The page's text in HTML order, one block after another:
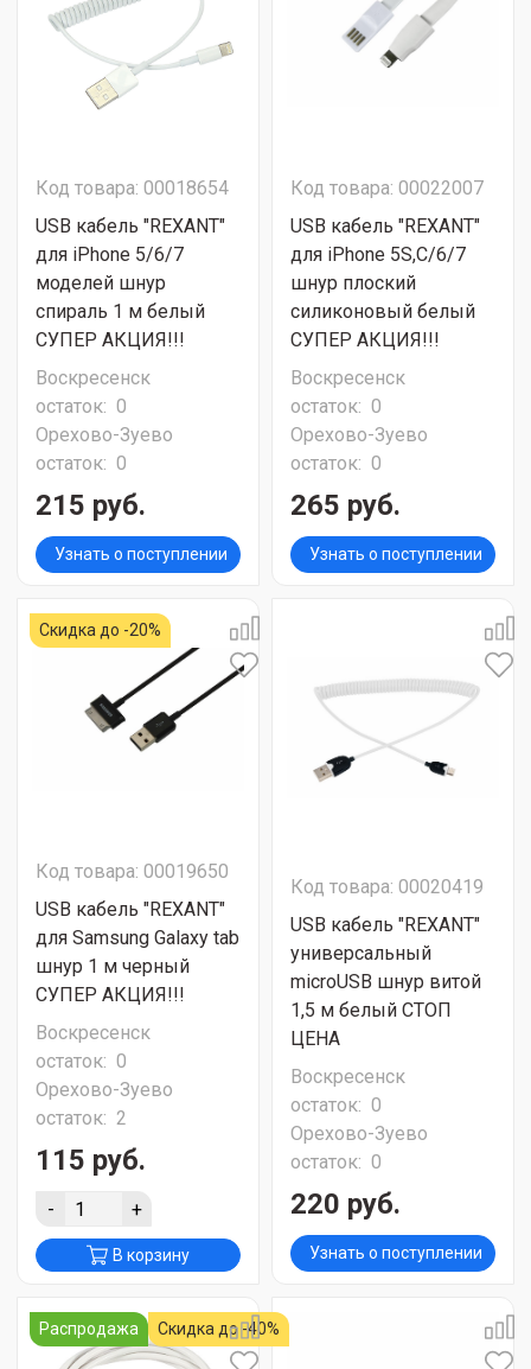
Код товара: 00018654
USB кабель "REXANT"
для iPhone 5/6/7
моделей шнур
спираль 1 м белый
СУПЕР АКЦИЯ!!!
Воскресенск
остаток: 0
Орехово-Зуево
остаток: 0
215 руб.
Узнать о поступлении
Код товара: 00022007
USB кабель "REXANT"
для iPhone 5S,C/6/7
шнур плоский
силиконовый белый
СУПЕР АКЦИЯ!!!
Воскресенск
остаток: 0
Орехово-Зуево
остаток: 0
265 руб.
Узнать о поступлении
Скидка до -20%
Код товара: 00019650
USB кабель "REXANT"
для Samsung Galaxy tab
шнур 1 м черный
СУПЕР АКЦИЯ!!!
Воскресенск
остаток: 0
Орехово-Зуево
остаток: 2
115 руб.
- +
В корзину
Код товара: 00020419
USB кабель "REXANT"
универсальный
microUSB шнур витой
1,5 м белый СТОП
ЦЕНА
Воскресенск
остаток: 0
Орехово-Зуево
остаток: 0
220 руб.
Узнать о поступлении
Распродажа Скидка до -40%